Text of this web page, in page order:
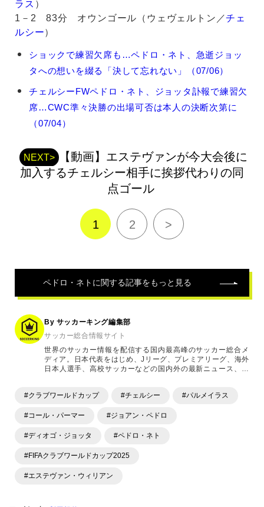
ラス ）
1－2 83分 オウンゴール（ウェヴェルトン／チェ
ルシー）
ペ
ロ・
ネ
記
事
ショックで練習欠席も…ペドロ・ネト、急逝ジョッ
タへの想いを綴る「決して忘れない」（07/06）
チェルシーFWペドロ・ネト、ジョッタ訃報で練習欠
席…CWC準々決勝の出場可否は本人の決断次第に
（07/04）
NEXT>
【動画】エステヴァンが今大会後に
加入するチェルシー相手に挨拶代わりの同
点ゴール
1 2 >
ペドロ・ネト に関する記事をもっと見る
By サッカーキング編集部
サッカー総合情報サイト
世界のサッカー情報を配信する国内最高峰のサッカー総合メ
ディア。日本代表をはじめ、Jリーグ、プレミアリーグ、海外
日本人選手、高校サッカーなどの国内外の最新ニュース、コ
ます。「X」「Instagram」「YouTube」「TikTok」など、
#クラブワールドカップ #チェルシー #パルメイラス
#コール・パーマー #ジョアン・ペドロ
#ディオゴ・ジョッタ #ペドロ・ネト
#FIFAクラブワールドカップ2025
#エステヴァン・ウィリアン